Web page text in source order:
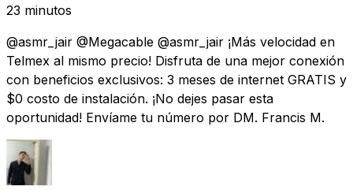
23 minutos
@asmr_jair @Megacable @asmr_jair ¡Más velocidad en
Telmex al mismo precio! Disfruta de una mejor conexión
con beneficios exclusivos: 3 meses de internet GRATIS y
$0 costo de instalación. ¡No dejes pasar esta
oportunidad! Envíame tu número por DM. Francis M.